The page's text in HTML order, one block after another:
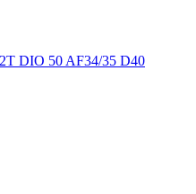
DIO 50 AF34/35 D40